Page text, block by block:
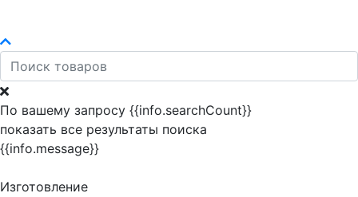
По вашему запросу {{info.searchCount}}
показать все результаты поиска
{{info.message}}
Изготовление